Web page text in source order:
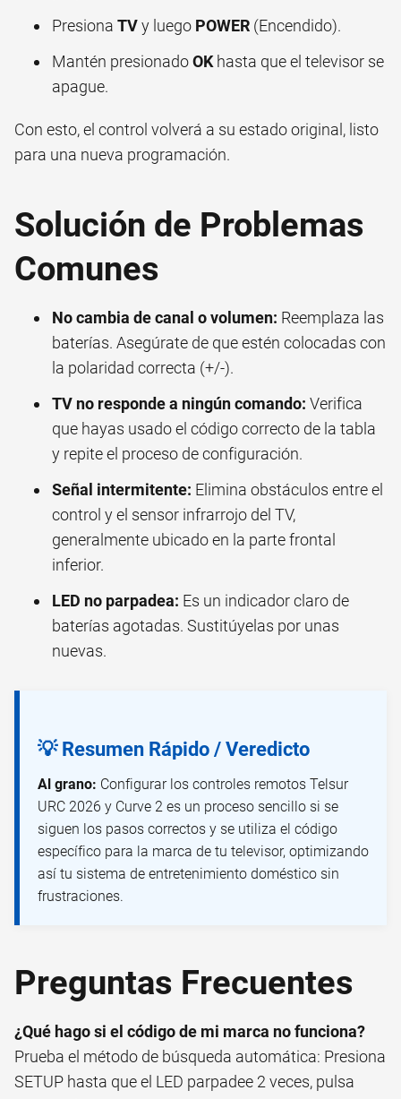
Presiona TVy luego POWER (Encendido).
Mantén presionadoOKhasta que el televisor se
apague.
Con esto, el control volverá a su estado original, listo
para una nueva programación.
Solución de Problemas
Comunes
No cambia de canal o volumen: Reemplaza las
baterías. Asegúrate de que estén colocadas con
la polaridad correcta (+/-).
TV no responde a ningún comando: Verifica
que hayas usado el código correcto de la tabla
y repite el proceso de configuración.
Señal intermitente: Elimina obstáculos entre el
control y el sensor infrarrojo del TV,
generalmente ubicado en la parte frontal
inferior.
LED no parpadea: Es un indicador claro de
baterías agotadas. Sustitúyelas por unas
nuevas.
💡 Resumen Rápido / Veredicto
Al grano: Configurar los controles remotos Telsur
URC 2026 y Curve 2 es un proceso sencillo si se
siguen los pasos correctos y se utiliza el código
específico para la marca de tu televisor, optimizando
así tu sistema de entretenimiento doméstico sin
frustraciones.
Preguntas Frecuentes
¿Qué hago si el código de mi marca no funciona?
Prueba el método de búsqueda automática: Presiona
SETUP hasta que el LED parpadee 2 veces, pulsa